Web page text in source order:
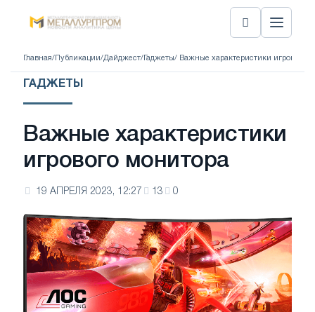
Главная/ Публикации/Дайджест/ Гаджеты/ Важные характеристики игрового
ГАДЖЕТЫ
Важные характеристики
игрового монитора
19 АПРЕЛЯ 2023, 12:27 13 0